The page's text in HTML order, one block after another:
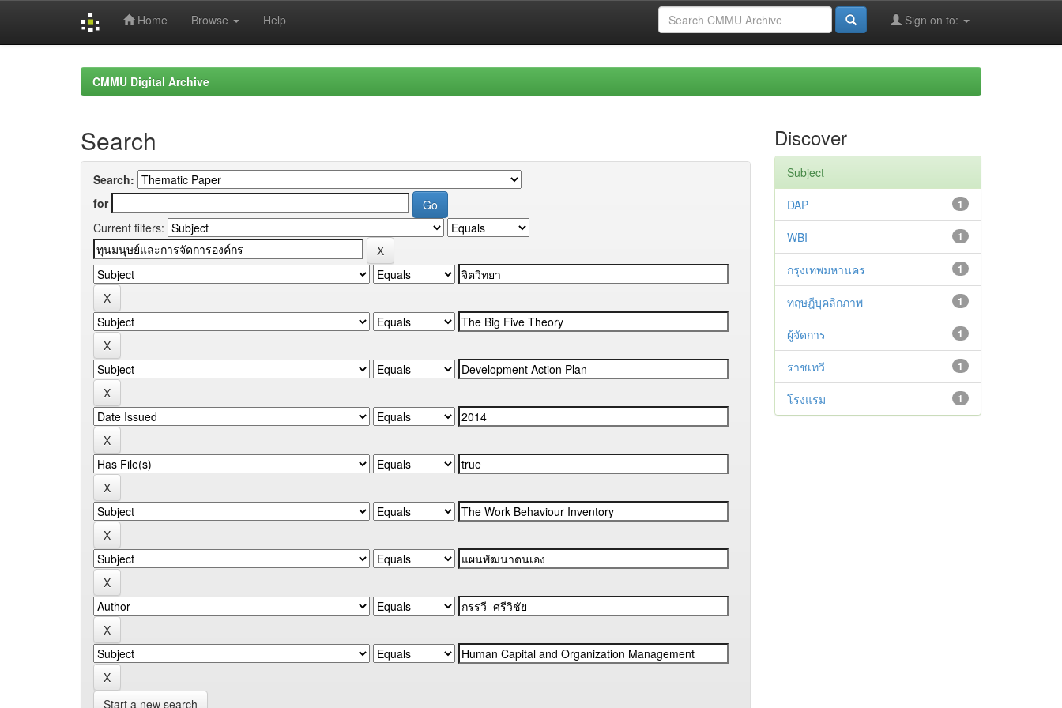
Home Browse Help Sign on to:
CMMU Digital Archive
Search
Search:
for
Current filters:
Start a new search
Discover
Subject
1
DAP
1
WBI
1
กรุงเทพมหานคร
1
ทฤษฎีบุคลิกภาพ
1
ผู้จัดการ
1
ราชเทวี
1
โรงแรม